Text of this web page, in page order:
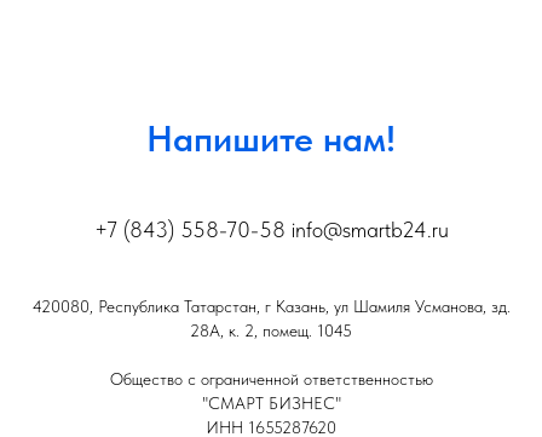
Напишите нам!
+7 (843) 558-70-58 info@smartb24.ru
420080, Республика Татарстан, г Казань, ул Шамиля Усманова, зд.
28А, к. 2, помещ. 1045
Общество с ограниченной ответственностью
"СМАРТ БИЗНЕС"
ИНН 1655287620